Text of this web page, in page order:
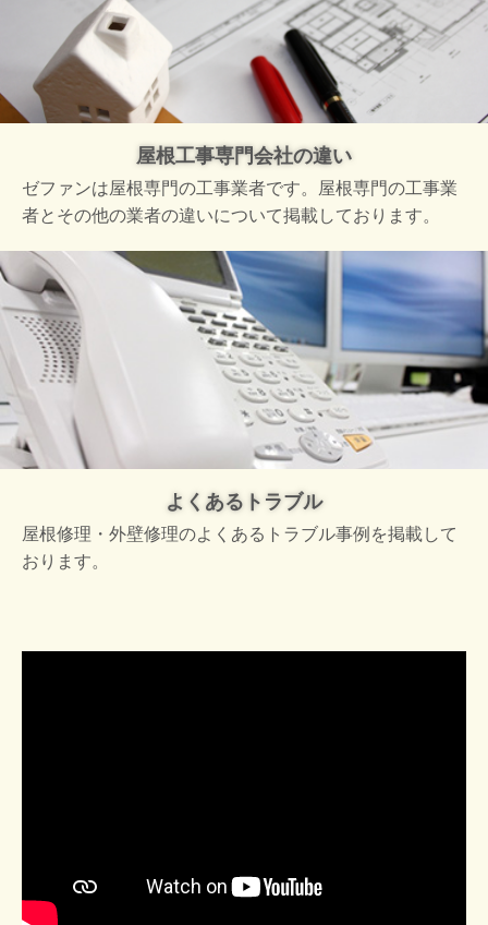
屋根工事専門会社の違い
ゼファンは屋根専門の工事業者です。屋根専門の工事業
者とその他の業者の違いについて掲載しております。
よくあるトラブル
屋根修理・外壁修理のよくあるトラブル事例を掲載して
おります。